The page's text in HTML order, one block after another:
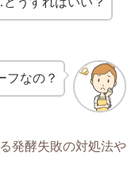
フなの？
発酵失敗の対処法や